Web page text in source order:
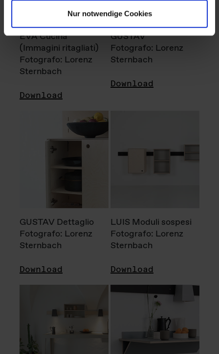
Nur notwendige Cookies
EVA Cucina
(Immagini ritagliati)
Fotografo: Lorenz
Sternbach
Download
GUSTAV
Fotografo: Lorenz
Sternbach
Download
GUSTAV Dettaglio
Fotografo: Lorenz
Sternbach
Download
LUIS Moduli sospesi
Fotografo: Lorenz
Sternbach
Download